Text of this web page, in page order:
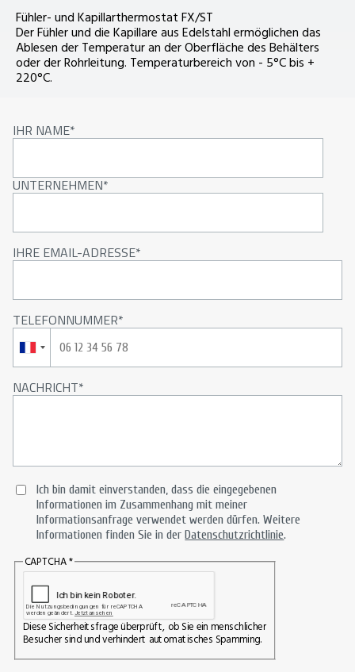
Fühler- und Kapillarthermostat FX/ST
Der Fühler und die Kapillare aus Edelstahl ermöglichen das
Ablesen der Temperatur an der Oberfläche des Behälters
oder der Rohrleitung. Temperaturbereich von - 5°C bis +
220°C.
IHR NAME
UNTERNEHMEN
IHRE EMAIL-ADRESSE
TELEFONNUMMER
NACHRICHT
Ich bin damit einverstanden, dass die eingegebenen
Informationen im Zusammenhang mit meiner
Informationsanfrage verwendet werden dürfen. Weitere
Informationen finden Sie in der Datenschutzrichtlinie.
CAPTCHA
Diese Sicherheitsfrage überprüft, ob Sie ein menschlicher
Besucher sind und verhindert automatisches Spamming.